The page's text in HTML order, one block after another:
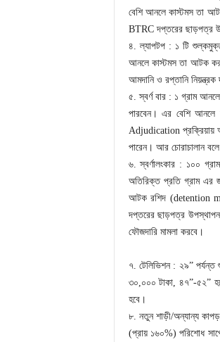
বেশি আনলে কাস্টমস তা
BTRC দপ্তরের ছাড়পত্র
৪. ল্যাপটপ : ১ টি
আনলে কাস্টমস তা আটক
আমদানি ও রপ্তানি
৫. স্বর্ণ বার : ১ গ্রাম
পারবেন। এর বেশি
Adjudication প্রক্রিয়ায়
পারেন। আর চোরাচালান
৬. স্বর্ণালংকার : ১০০
অতিরিক্ত প্রতি গ্রাম এর
আটক রশিদ (detention
দপ্তরের ছাড়পত্র
ফৌজদারি মামলা করবে।
৭. টেলিভিশন : ২৯”
৩০,০০০ টাকা, ৪৭”-৫২”
হবে।
৮. নতুন শাড়ী/অন্যান্য
(প্রায় ১৬০%) পরিশোধ